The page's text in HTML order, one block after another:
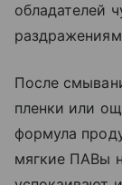
обладателей
После
пленки или
формула
мягкие ПАВы